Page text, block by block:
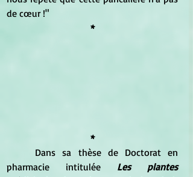
de cœur !"
*
*
pharmacie intitulée
Les plantes